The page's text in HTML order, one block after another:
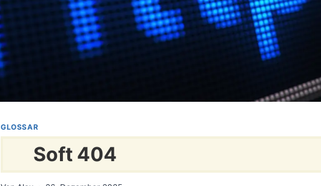
GLOSSAR
Soft 404